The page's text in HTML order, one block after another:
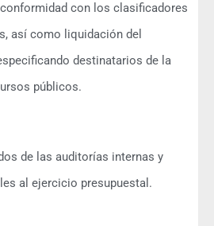
con los clasificadores
así como liquidación del
destinatarios de la
públicos.
de las auditorías internas y
al ejercicio presupuestal.